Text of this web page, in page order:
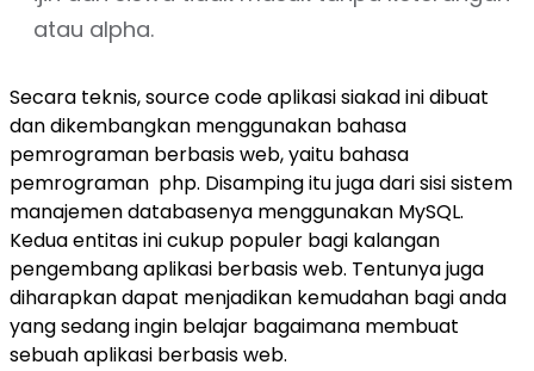
atau alpha.
Secara teknis, source code aplikasi siakad ini dibuat
dan dikembangkan menggunakan bahasa
pemrograman berbasis web, yaitu bahasa
pemrograman php. Disamping itu juga dari sisi sistem
manajemen databasenya menggunakan MySQL.
Kedua entitas ini cukup populer bagi kalangan
pengembang aplikasi berbasis web. Tentunya juga
diharapkan dapat menjadikan kemudahan bagi anda
yang sedang ingin belajar bagaimana membuat
sebuah aplikasi berbasis web.